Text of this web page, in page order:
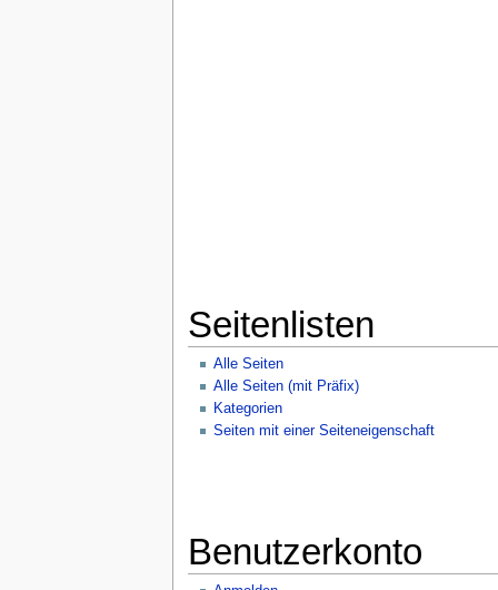
Seitenlisten
Alle Seiten
Alle Seiten (mit Präfix)
Kategorien
Seiten mit einer Seiteneigenschaft
Benutzerkonto